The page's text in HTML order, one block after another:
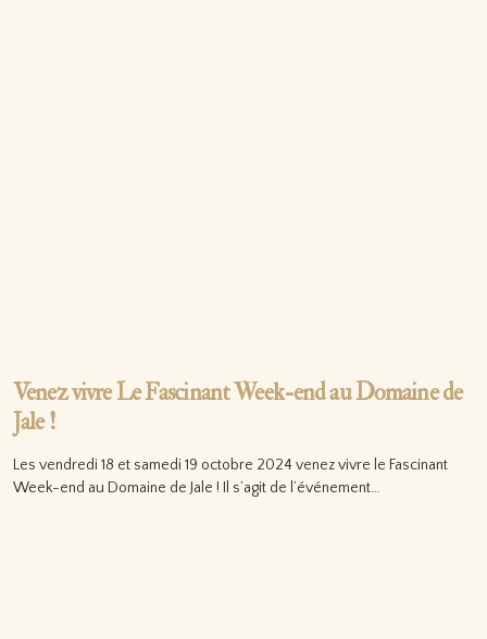
Venez vivre Le Fascinant Week-end au Domaine de
Jale !
Les vendredi 18 et samedi 19 octobre 2024 venez vivre le Fascinant
Week-end au Domaine de Jale ! Il s’agit de l’événement…